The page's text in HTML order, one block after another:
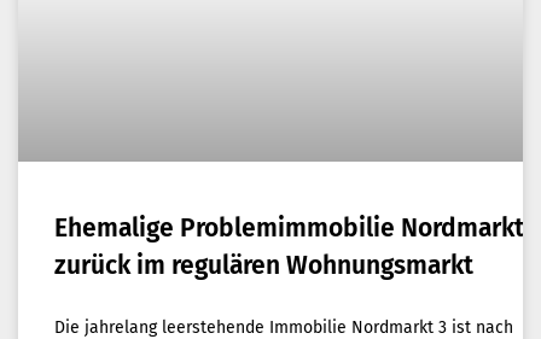
Ehe­ma­li­ge Pro­blem­im­mo­bi­lie Nord­markt
zurück im regu­lä­ren Wohnungsmarkt
Die jah­re­lang leer­ste­hen­de Immo­bi­lie Nord­markt 3 ist nach